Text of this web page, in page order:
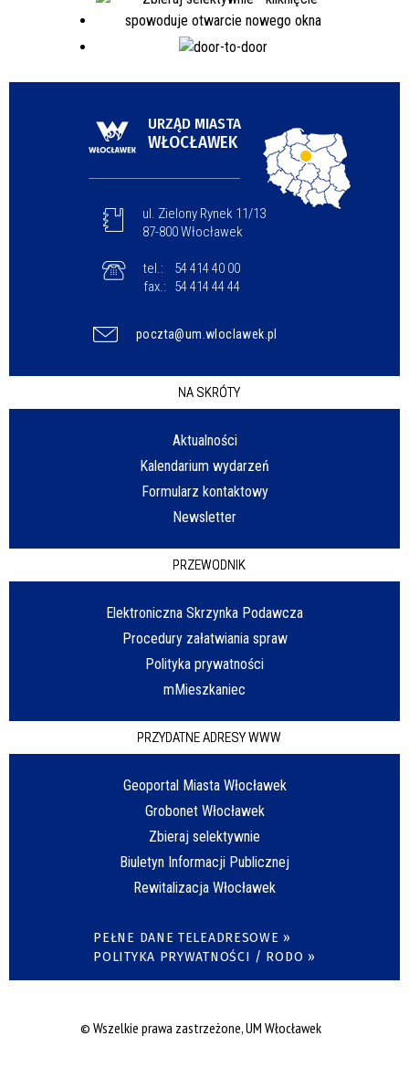
URZĄD MIASTA
WŁOCŁAWEK
ul. Zielony Rynek 11/13
87-800 Włocławek
tel.:
54 414 40 00
fax.:
54 414 44 44
poczta@um.wloclawek.pl
NA SKRÓTY
Aktualności
Kalendarium wydarzeń
Formularz kontaktowy
Newsletter
PRZEWODNIK
Elektroniczna Skrzynka Podawcza
Procedury załatwiania spraw
Polityka prywatności
mMieszkaniec
PRZYDATNE ADRESY WWW
Geoportal Miasta Włocławek
Grobonet Włocławek
Zbieraj selektywnie
Biuletyn Informacji Publicznej
Rewitalizacja Włocławek
PEŁNE DANE TELEADRESOWE »
POLITYKA PRYWATNOŚCI / RODO »
© Wszelkie prawa zastrzeżone, UM Włocławek